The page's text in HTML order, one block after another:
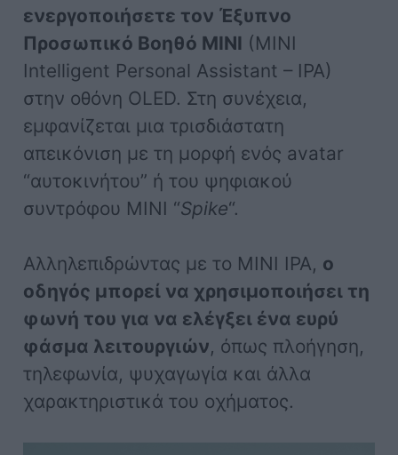
ενεργοποιήσετε τον Έξυπνο
Προσωπικό Βοηθό MINI (MINI
Intelligent Personal Assistant – IPA)
στην οθόνη OLED. Στη συνέχεια,
εμφανίζεται μια τρισδιάστατη
απεικόνιση με τη μορφή ενός avatar
“αυτοκινήτου” ή του ψηφιακού
συντρόφου MINI “Spike“.
Αλληλεπιδρώντας με το MINI IPA, ο
οδηγός μπορεί να χρησιμοποιήσει τη
φωνή του για να ελέγξει ένα ευρύ
φάσμα λειτουργιών, όπως πλοήγηση,
τηλεφωνία, ψυχαγωγία και άλλα
χαρακτηριστικά του οχήματος.